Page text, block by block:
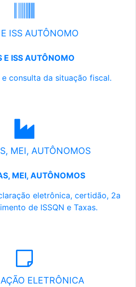
ISS AUTÔNOMO
E ISS AUTÔNOMO
consulta da situação fiscal.
MEI, AUTÔNOMOS
MEI, AUTÔNOMOS
eletrônica, certidão, 2a
de ISSQN e Taxas.
ELETRÔNICA